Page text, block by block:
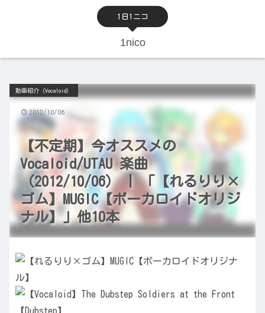
1日1ニコ
1nico
【不定期】今オススメの
Vocaloid/UTAU 楽曲
（2012/10/06） | 「【れるりり×
ゴム】MUGIC【ボーカロイドオリジ
ナル】」他10本
動画紹介（Vocaloid）
2012/10/06